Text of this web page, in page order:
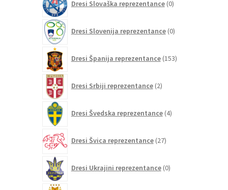
Dresi Slovaška reprezentance 0izdelkov
Dresi Slovenija reprezentance 0izdelkov
Dresi Španija reprezentance 153izdelkov
Dresi Srbiji reprezentance 2izdelka
Dresi Švedska reprezentance 4izdelki
Dresi Švica reprezentance 27izdelkov
Dresi Ukrajini reprezentance 0izdelkov